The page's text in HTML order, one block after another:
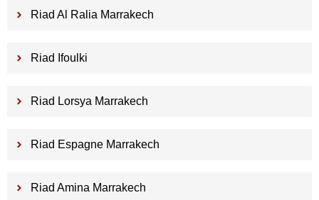
Riad Al Ralia Marrakech
Riad Ifoulki
Riad Lorsya Marrakech
Riad Espagne Marrakech
Riad Amina Marrakech